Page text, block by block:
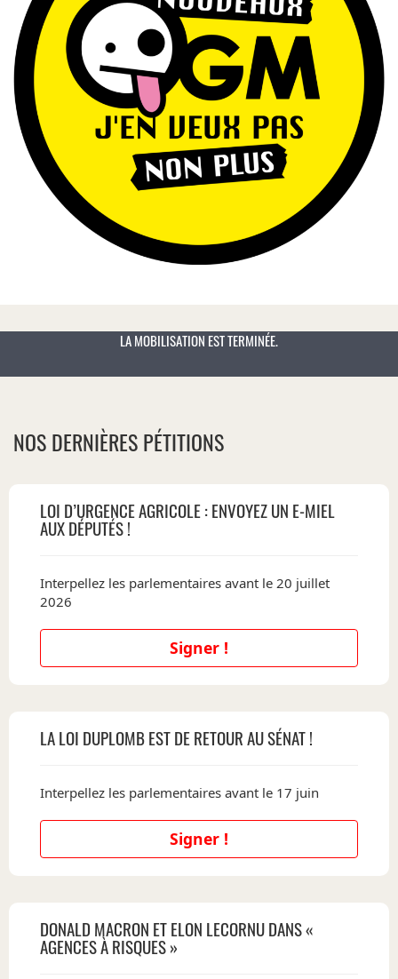
LA MOBILISATION EST TERMINÉE.
NOS DERNIÈRES PÉTITIONS
LOI D’URGENCE AGRICOLE : ENVOYEZ UN E-MIEL
AUX DÉPUTÉS !
Interpellez les parlementaires avant le 20 juillet
2026
Signer !
LA LOI DUPLOMB EST DE RETOUR AU SÉNAT !
Interpellez les parlementaires avant le 17 juin
Signer !
DONALD MACRON ET ELON LECORNU DANS «
AGENCES À RISQUES »